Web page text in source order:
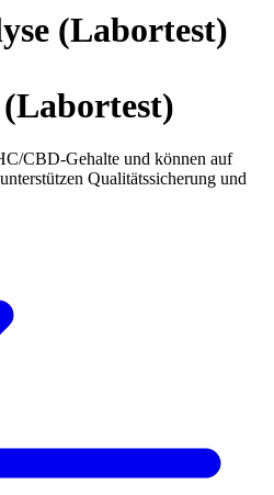
(Labortest)
CBD-Gehalte und können auf
Qualitätssicherung und